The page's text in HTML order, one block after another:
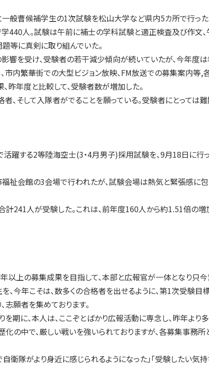
般曹候補学生の1次試験を松山大学など県内5カ所で行った
440人。試験は午前に補士の学科試験と適正検査及び作文
等に真剣に取り組んでいた。
響を受け、受験者の若干減少傾向が続いていたが、今年度
市内繁華街での大型ビジョン放映、FM放送での募集案内等
昨年度と比較して、受験者数が増加した。
、そして入隊者がでることを願っている。受験者にとっては
躍する2等陸海空士(3・4月男子)採用試験を、9月18日に行
祉会館の3会場で行われたが、試験会場は熱気と緊張感に包
241人が受験した。これは、前年度160人から約1.51倍の
以上の募集成果を目指して、本部と広報官が一体となり只今
今年こそは、数多くの合格者を出せるように、第1次受験
志願者を集めております。
期に、本人は、ここぞとばかり広報活動に専念し、昨年より
の中で、厳しい戦いを強いられておりますが、各募集事務
衛隊がより身近に感じられるようになった」「受験したい気